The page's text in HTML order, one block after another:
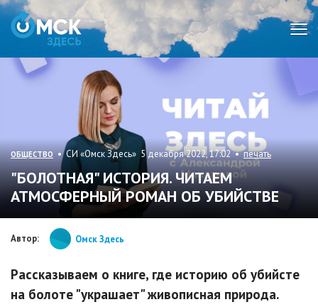
ОБЩЕСТВО• СИ «Омск Здесь» 5 декабря 2022, 17:02 •печать
"БОЛОТНАЯ" ИСТОРИЯ. ЧИТАЕМ
АТМОСФЕРНЫЙ РОМАН ОБ УБИЙСТВЕ
Автор: Омск Здесь
Рассказываем о книге, где историю об убийсте
на болоте "украшает" живописная природа.